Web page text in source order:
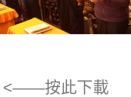
<——按此下載